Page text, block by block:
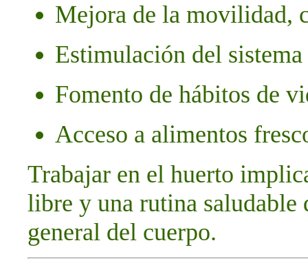
Mejora de la movilidad,
Estimulación del
Fomento de hábitos de
Acceso a alimentos
Trabajar en el huerto
libre y una rutina saludable
general del cuerpo.